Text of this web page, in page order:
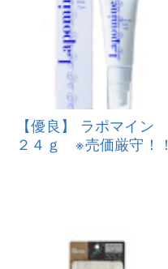
【優良】 ラポマイン
２４ｇ ※売価厳守！！